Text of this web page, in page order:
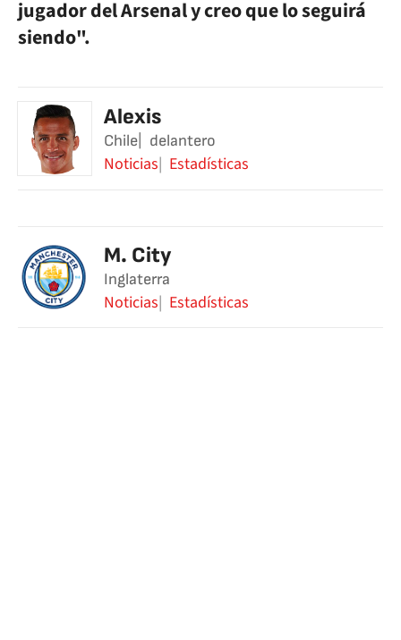
jugador del Arsenal y creo que lo seguirá
siendo".
Alexis
Chile delantero
Noticias Estadísticas
M. City
Inglaterra
Noticias Estadísticas